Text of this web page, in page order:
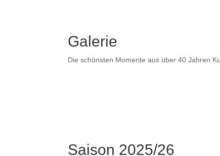
Galerie
Die schönsten Momente aus über 40 Jahren
Saison 2025/26